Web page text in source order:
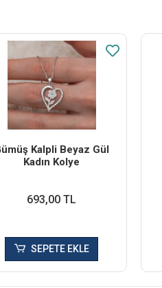
Kalpli Beyaz Gül
Kadın Kolye
693,00 TL
SEPETE EKLE